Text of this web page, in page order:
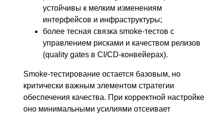
устойчивы к мелким изменениям
интерфейсов и инфраструктуры;
более тесная связка smoke-тестов с
управлением рисками и качеством релизов
(quality gates в CI/CD-конвейерах).
Smoke-тестирование остается базовым, но
критически важным элементом стратегии
обеспечения качества. При корректной настройке
оно минимальными усилиями отсеивает